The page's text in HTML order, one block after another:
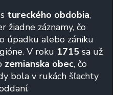
tureckého obdobia,
žiadne záznamy, čo
úpadku alebo zániku
V roku 1715 sa už
zemianska obec, čo
bola v rukách šľachty